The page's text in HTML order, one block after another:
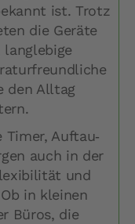
ist. Trotz
die Geräte
langlebige
den Alltag
Auftau‑
auch in der
und
in kleinen
Büros, die